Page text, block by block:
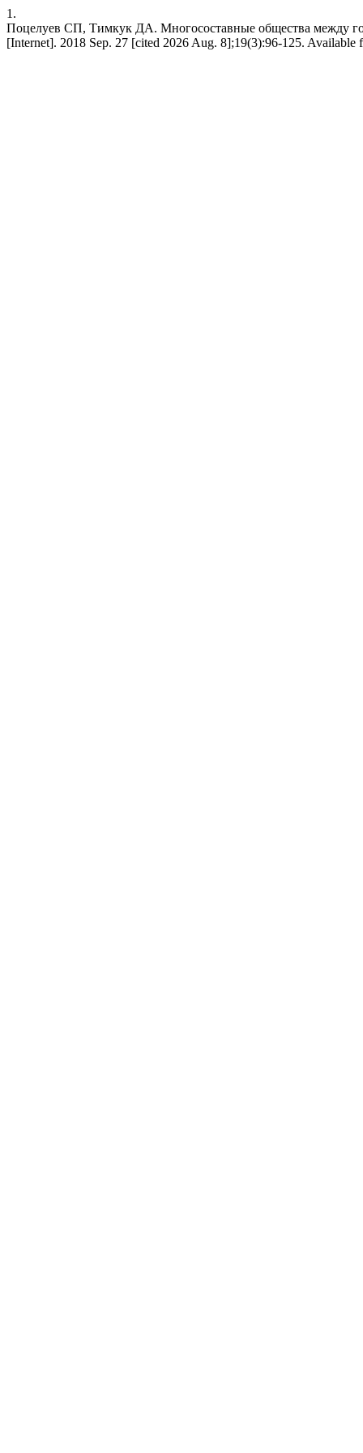
1.
Поцелуев СП, Тимкук ДА. Многосоставные общества между
[Internet]. 2018 Sep. 27 [cited 2026 Aug. 8];19(3):96-125. Available